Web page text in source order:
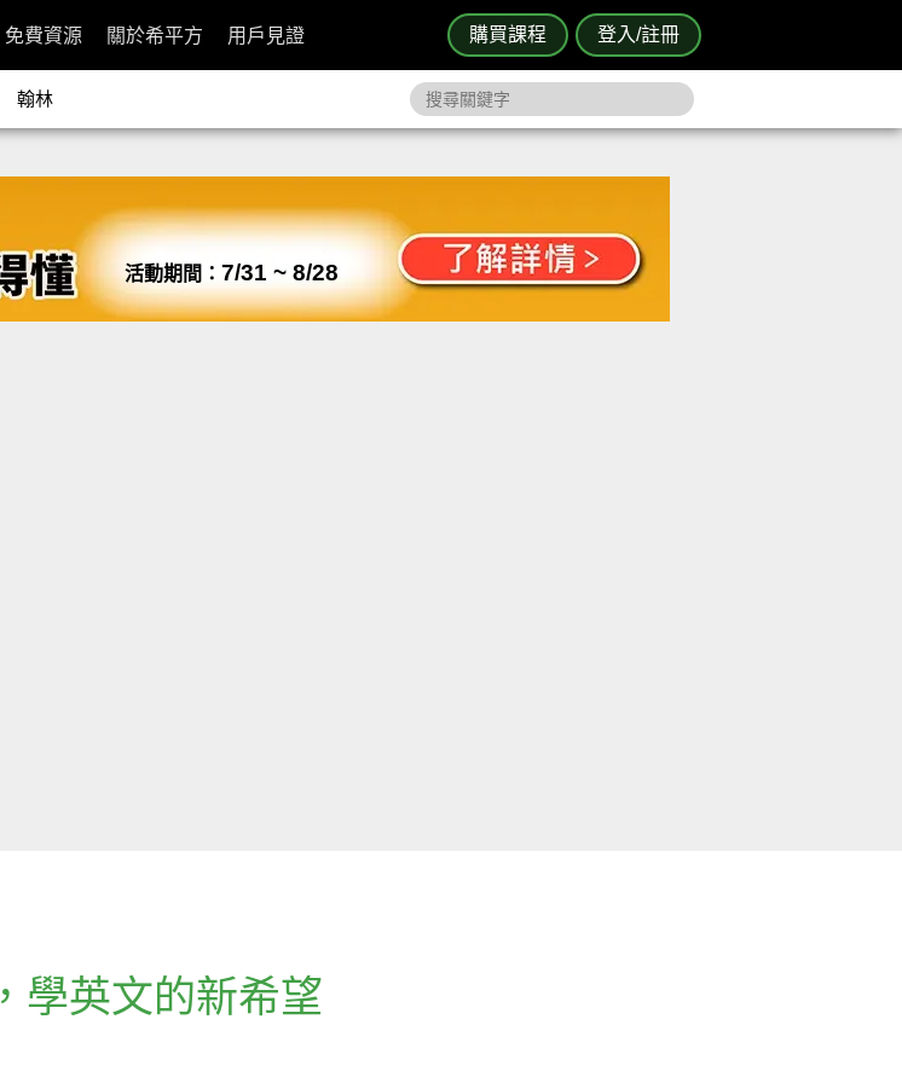
購買課程 登入/註冊
免費資源 關於希平方 用戶見證
翰林
活動期間： 7/31 ~ 8/28
， 學英文的新希望